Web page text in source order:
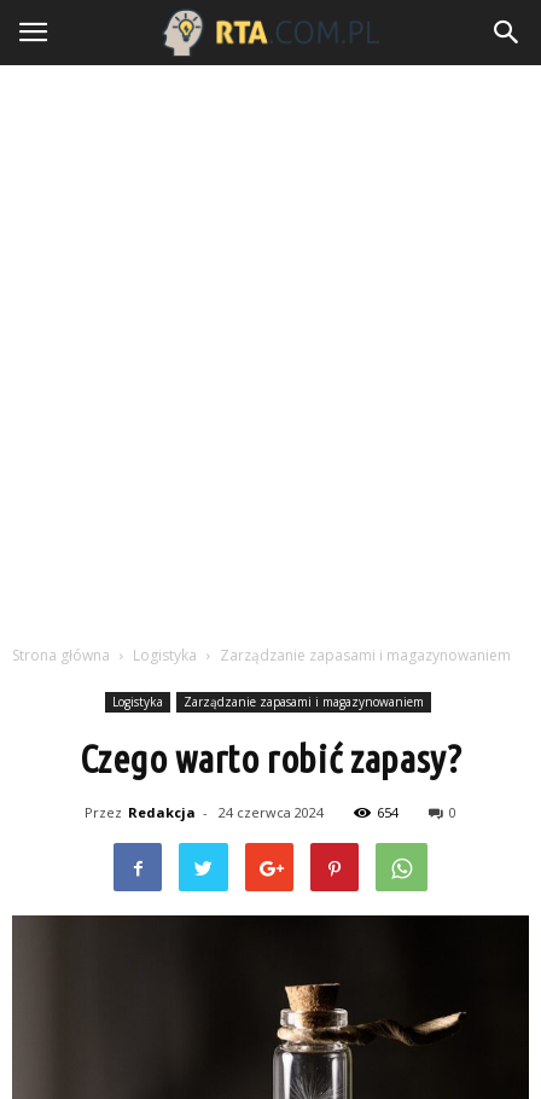
Strona główna Logistyka Zarządzanie zapasami i magazynowaniem
Logistyka Zarządzanie zapasami i magazynowaniem
Czego warto robić zapasy?
Przez Redakcja - 24 czerwca 2024 654 0